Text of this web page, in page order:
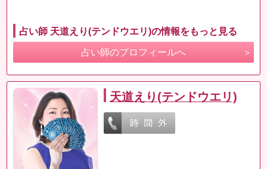
占い師 天道えり(テンドウエリ)の情報をもっと見る
占い師のプロフィールへ
天道えり(テンドウエリ)